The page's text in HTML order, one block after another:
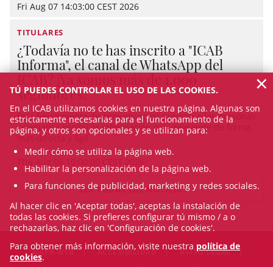
Fri Aug 07 14:03:00 CEST 2026
TITULARES
¿Todavía no te has inscrito a "ICAB
Informa", el canal de WhatsApp del
seguidores!
Esta herramienta de comunicación permite a las personas
colegiadas recibir la información más relevante de forma
más directa y ágil.
VER TODAS LAS NOTICIAS
MAPA WEB ACCESIBILIDAD
AVISO LEGAL
TÚ PUEDES CONTROLAR EL USO DE LAS COOKIES.
En el ICAB utilizamos cookies en nuestra página. Algunas son
estrictamente necesarias para el funcionamiento de la
página, y otros son opcionales y se utilizan para:
Medir cómo se utiliza la página web.
Habilitar la personalización de la página web.
Para funciones de publicidad, marketing y redes sociales.
Al hacer clic en 'Aceptar todas', aceptas la instalación de
todas las cookies. Si prefieres configurar tú mismo / a o
rechazarlas, haz clic en 'Configuración de cookies'.
Para obtener más información, visite nuestra política de
cookies.
×